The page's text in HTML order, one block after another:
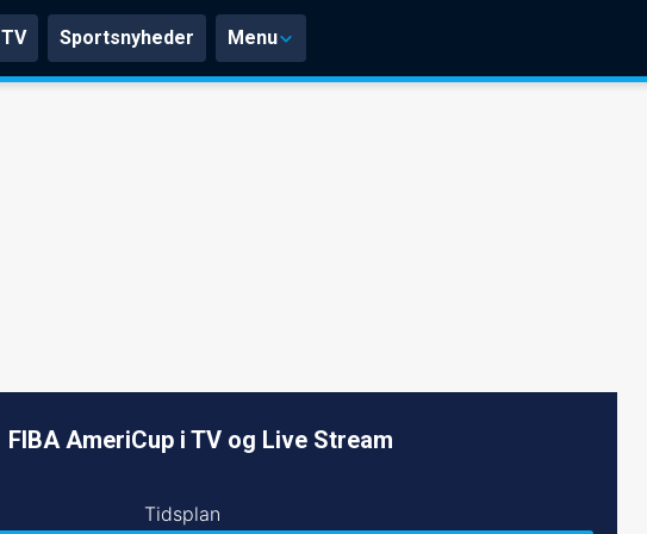
TV Sportsnyheder Menu
FIBA AmeriCup i TV og Live Stream
Tidsplan